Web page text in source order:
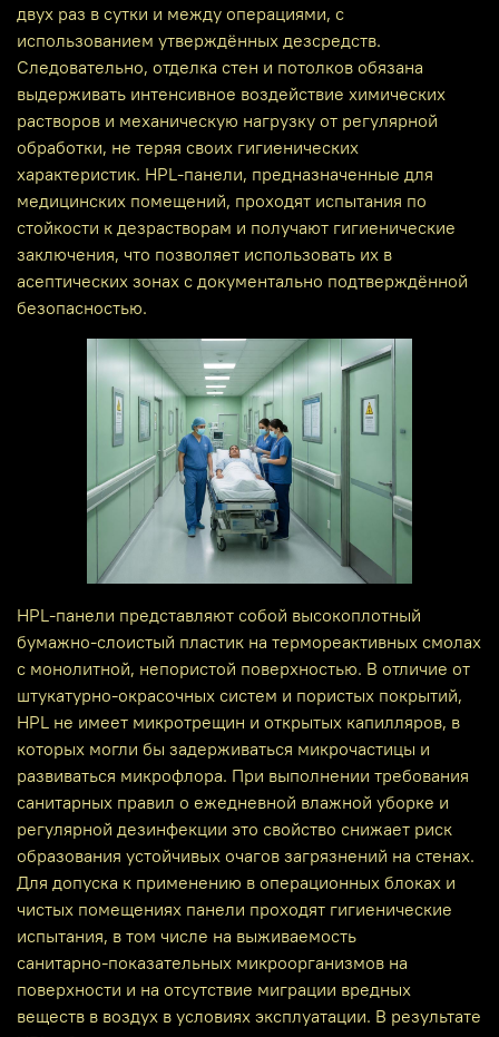
двух раз в сутки и между операциями, с
использованием утверждённых дезсредств.
Следовательно, отделка стен и потолков обязана
выдерживать интенсивное воздействие химических
растворов и механическую нагрузку от регулярной
обработки, не теряя своих гигиенических
характеристик. HPL‑панели, предназначенные для
медицинских помещений, проходят испытания по
стойкости к дезрастворам и получают гигиенические
заключения, что позволяет использовать их в
асептических зонах с документально подтверждённой
безопасностью.
HPL-панели представляют собой высокоплотный
бумажно‑слоистый пластик на термореактивных смолах
с монолитной, непористой поверхностью. В отличие от
штукатурно‑окрасочных систем и пористых покрытий,
HPL не имеет микротрещин и открытых капилляров, в
которых могли бы задерживаться микрочастицы и
развиваться микрофлора. При выполнении требования
санитарных правил о ежедневной влажной уборке и
регулярной дезинфекции это свойство снижает риск
образования устойчивых очагов загрязнений на стенах.
Для допуска к применению в операционных блоках и
чистых помещениях панели проходят гигиенические
испытания, в том числе на выживаемость
санитарно‑показательных микроорганизмов на
поверхности и на отсутствие миграции вредных
веществ в воздух в условиях эксплуатации. В результате